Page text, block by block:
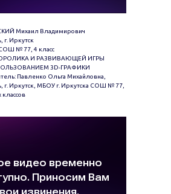
Михаил Владимирович
г. Иркутск
№ 77, 4 класс
И РАЗВИВАЮЩЕЙ ИГРЫ
3D-ГРАФИКИ
Павленко Ольга Михайловна,
г. Иркутск, МБОУ г. Иркутска СОШ № 77,
классов